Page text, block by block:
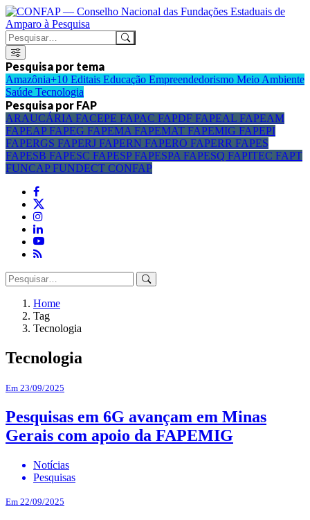
Pesquisa por tema
Amazônia+10 Editais Educação Empreendedorismo Meio Ambiente
Saúde Tecnologia
Pesquisa por FAP
ARAUCÁRIA FACEPE FAPAC FAPDF FAPEAL FAPEAM
FAPEAPFAPEG FAPEMA FAPEMAT FAPEMIG FAPEPI
FAPERGS FAPERJ FAPERN FAPERO FAPERR FAPES
FAPESB FAPESC FAPESPFAPESPA FAPESQ FAPITEC FAPT
FUNCAPFUNDECT CONFAP
Home
Tag
Tecnologia
Tecnologia
Em 23/09/2025
Pesquisas em 6G avançam em Minas
Gerais com apoio da FAPEMIG
Notícias
Pesquisas
Em 22/09/2025